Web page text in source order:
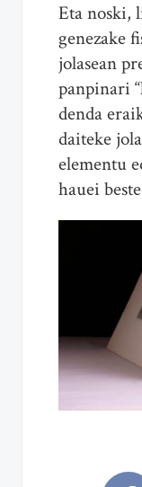
Eta noski,
genezake
jolasean
panpinari
denda
daiteke
elementu
hauei